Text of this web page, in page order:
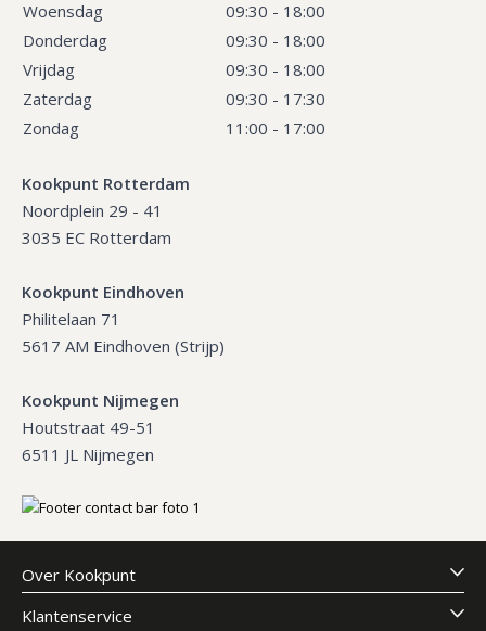
Woensdag
09:30 - 18:00
Donderdag
09:30 - 18:00
Vrijdag
09:30 - 18:00
Zaterdag
09:30 - 17:30
Zondag
11:00 - 17:00
Kookpunt Rotterdam
Noordplein 29 - 41
3035 EC Rotterdam
Kookpunt Eindhoven
Philitelaan 71
5617 AM Eindhoven (Strijp)
Kookpunt Nijmegen
Houtstraat 49-51
6511 JL Nijmegen
Over Kookpunt
Klantenservice